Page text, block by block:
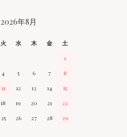
2026年8月
火 水 木 金
土
1
4 5 6 7
8
11 12 13 14
15
18 19 20 21
22
25 26 27 28
29